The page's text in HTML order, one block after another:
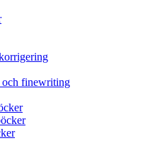
finewriting